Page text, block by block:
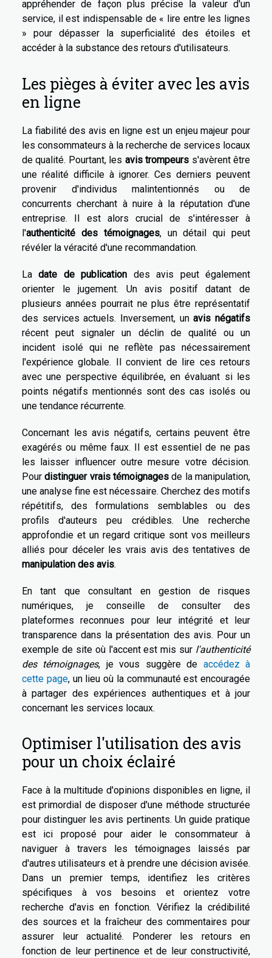
appréhender de façon plus précise la valeur d'un
service, il est indispensable de « lire entre les lignes
» pour dépasser la superficialité des étoiles et
accéder à la substance des retours d'utilisateurs.
Les pièges à éviter avec les avis
en ligne
La fiabilité des avis en ligne est un enjeu majeur pour
les consommateurs à la recherche de services locaux
de qualité. Pourtant, les avis trompeurs s'avèrent être
une réalité difficile à ignorer. Ces derniers peuvent
provenir d'individus malintentionnés ou de
concurrents cherchant à nuire à la réputation d'une
entreprise. Il est alors crucial de s'intéresser à
l'authenticité des témoignages, un détail qui peut
révéler la véracité d'une recommandation.
Ladate de publication des avis peut également
orienter le jugement. Un avis positif datant de
plusieurs années pourrait ne plus être représentatif
des services actuels. Inversement, unavis négatifs
récent peut signaler un déclin de qualité ou un
incident isolé qui ne reflète pas nécessairement
l'expérience globale. Il convient de lire ces retours
avec une perspective équilibrée, en évaluant si les
points négatifs mentionnés sont des cas isolés ou
une tendance récurrente.
Concernant les avis négatifs, certains peuvent être
exagérés ou même faux. Il est essentiel de ne pas
les laisser influencer outre mesure votre décision.
Pourdistinguer vrais témoignages de la manipulation,
une analyse fine est nécessaire. Cherchez des motifs
répétitifs, des formulations semblables ou des
profils d'auteurs peu crédibles. Une recherche
approfondie et un regard critique sont vos meilleurs
alliés pour déceler les vrais avis des tentatives de
manipulation des avis.
En tant que consultant en gestion de risques
numériques, je conseille de consulter des
plateformes reconnues pour leur intégrité et leur
transparence dans la présentation des avis. Pour un
exemple de site où l'accent est mis sur l'authenticité
des témoignages, je vous suggère de accédez à
cette page, un lieu où la communauté est encouragée
à partager des expériences authentiques et à jour
concernant les services locaux.
Optimiser l'utilisation des avis
pour un choix éclairé
Face à la multitude d'opinions disponibles en ligne, il
est primordial de disposer d'une méthode structurée
pour distinguer les avis pertinents. Un guide pratique
est ici proposé pour aider le consommateur à
naviguer à travers les témoignages laissés par
d'autres utilisateurs et à prendre une décision avisée.
Dans un premier temps, identifiez les critères
spécifiques à vos besoins et orientez votre
recherche d'avis en fonction. Vérifiez la crédibilité
des sources et la fraîcheur des commentaires pour
assurer leur actualité. Ponderer les retours en
fonction de leur pertinence et de leur constructivité,